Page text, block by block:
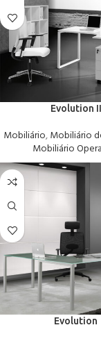
Evolution II
Mobiliário,Mobiliário
Mobiliário
Evolution